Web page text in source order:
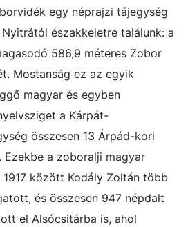
egy néprajzi tájegység
északkeletre találunk: a
586,9 méteres Zobor
Mostanság ez az egyik
magyar és egyben
a Kárpát-
összesen 13 Árpád-kori
a zoboralji magyar
között Kodály Zoltán több
és összesen 947 népdalt
el Alsócsitárba is, ahol